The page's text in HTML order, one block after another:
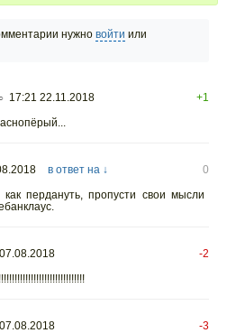
нужно войти или
17:21 22.11.2018
+1
в ответ на ↓
0
пердануть, пропусти свои мысли
-2
-3